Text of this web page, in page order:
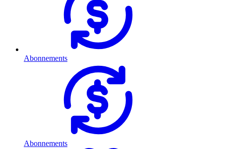
Abonnements
Abonnements